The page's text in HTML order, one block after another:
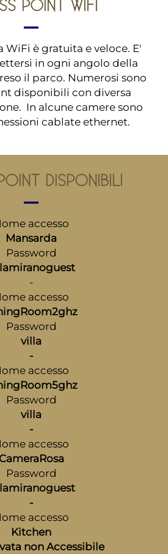
POINT WIFI
WiFi è gratuita e veloce. E'
in ogni angolo della
il parco. Numerosi sono
disponibili con diversa
In alcune camere sono
cablate ethernet.
DISPONIBILI
accesso
Mansarda
Password
-
accesso
Password
villa
-
accesso
Password
villa
-
accesso
CameraRosa
Password
-
accesso
Kitchen
non Accessibile